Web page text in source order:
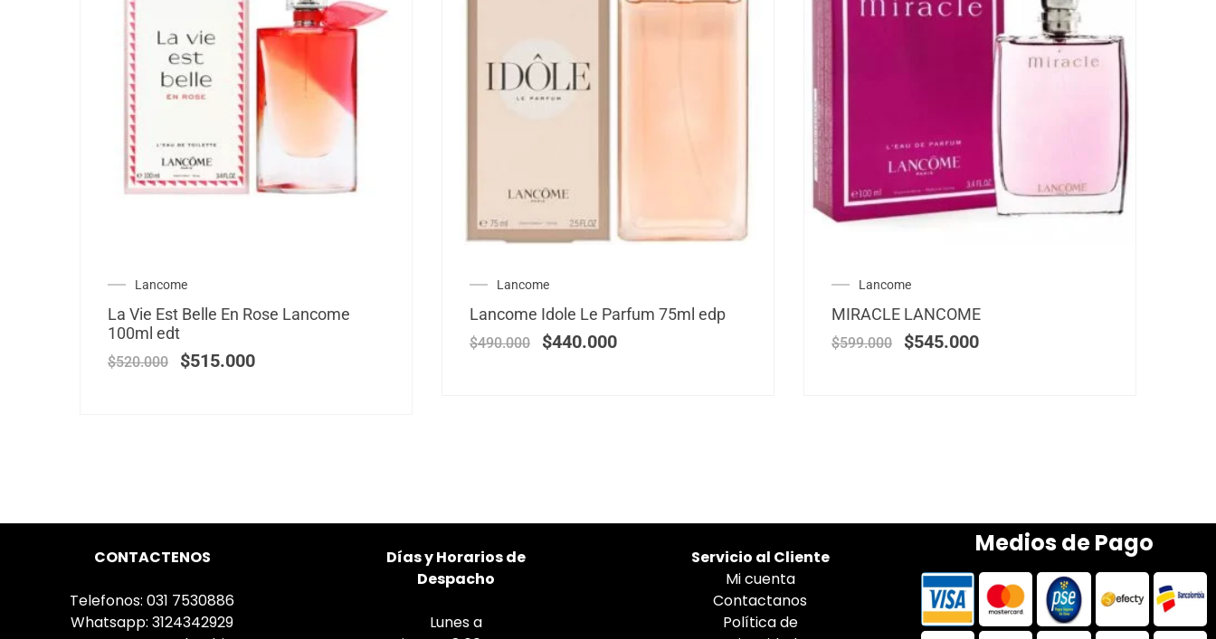
Lancome
La Vie Est Belle En Rose Lancome
100ml edt
$520.000 $515.000
Lancome
Lancome Idole Le Parfum 75ml edp
$490.000 $440.000
Lancome
MIRACLE LANCOME
$599.000 $545.000
CONTACTENOS
Telefonos: 031 7530886
Whatsapp: 3124342929
Díasy Horarios de
Despacho
Lunes a
Servicio al Cliente
Mi cuenta
Contactanos
Política de
Medios de Pago